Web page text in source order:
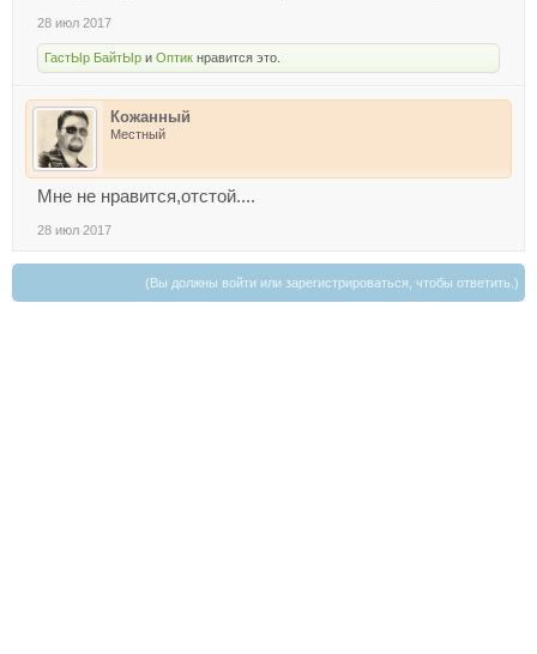
28 июл 2017
ГастЫр БайтЫр и Оптик нравится это.
Кожанный
Местный
Мне не нравится,отстой....
28 июл 2017
(Вы должны войти или зарегистрироваться, чтобы ответить.)